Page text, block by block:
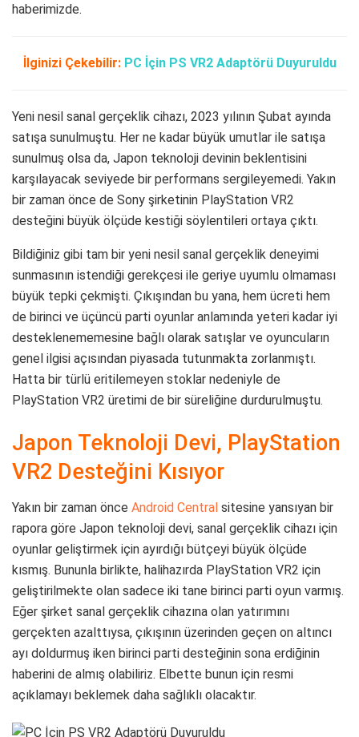
haberimizde.
İlginizi Çekebilir: PC İçin PS VR2 Adaptörü Duyuruldu
Yeni nesil sanal gerçeklik cihazı, 2023 yılının Şubat ayında
satışa sunulmuştu. Her ne kadar büyük umutlar ile satışa
sunulmuş olsa da, Japon teknoloji devinin beklentisini
karşılayacak seviyede bir performans sergileyemedi. Yakın
bir zaman önce de Sony şirketinin PlayStation VR2
desteğini büyük ölçüde kestiği söylentileri ortaya çıktı.
Bildiğiniz gibi tam bir yeni nesil sanal gerçeklik deneyimi
sunmasının istendiği gerekçesi ile geriye uyumlu olmaması
büyük tepki çekmişti. Çıkışından bu yana, hem ücreti hem
de birinci ve üçüncü parti oyunlar anlamında yeteri kadar iyi
desteklenememesine bağlı olarak satışlar ve oyuncuların
genel ilgisi açısından piyasada tutunmakta zorlanmıştı.
Hatta bir türlü eritilemeyen stoklar nedeniyle de
PlayStation VR2 üretimi de bir süreliğine durdurulmuştu.
Japon Teknoloji Devi, PlayStation
VR2 Desteğini Kısıyor
Yakın bir zaman önce Android Central sitesine yansıyan bir
rapora göre Japon teknoloji devi, sanal gerçeklik cihazı için
oyunlar geliştirmek için ayırdığı bütçeyi büyük ölçüde
kısmış. Bununla birlikte, halihazırda PlayStation VR2 için
geliştirilmekte olan sadece iki tane birinci parti oyun varmış.
Eğer şirket sanal gerçeklik cihazına olan yatırımını
gerçekten azalttıysa, çıkışının üzerinden geçen on altıncı
ayı doldurmuş iken birinci parti desteğinin sona erdiğinin
haberini de almış olabiliriz. Elbette bunun için resmi
açıklamayı beklemek daha sağlıklı olacaktır.